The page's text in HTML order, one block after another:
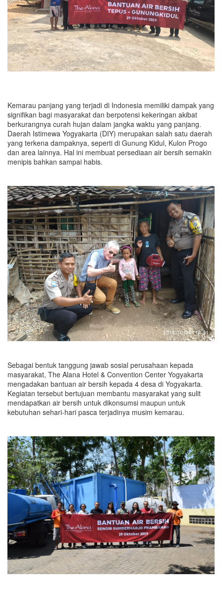
Kemarau panjang yang terjadi di Indonesia memiliki dampak yang
signifikan bagi masyarakat dan berpotensi kekeringan akibat
berkurangnya curah hujan dalam jangka waktu yang panjang.
Daerah Istimewa Yogyakarta (DIY) merupakan salah satu daerah
yang terkena dampaknya, seperti di Gunung Kidul, Kulon Progo
dan area lainnya. Hal ini membuat persediaan air bersih semakin
menipis bahkan sampai habis.
Sebagai bentuk tanggung jawab sosial perusahaan kepada
masyarakat, The Alana Hotel & Convention Center Yogyakarta
mengadakan bantuan air bersih kepada 4 desa di Yogyakarta.
Kegiatan tersebut bertujuan membantu masyarakat yang sulit
mendapatkan air bersih untuk dikonsumsi maupun untuk
kebutuhan sehari-hari pasca terjadinya musim kemarau.